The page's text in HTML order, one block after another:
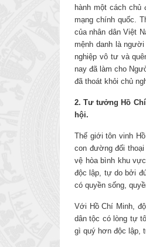
hành một cách
mạng chính quốc.
của nhân dân Việt
mệnh danh là
nghiệp vô tư và
nay đã làm cho
đã thoát khỏi chủ
2. Tư tưởng Hồ
hội.
Thế giới tôn vinh
con đường đối
vệ hòa bình khu
độc lập, tự do bởi
có quyền sống,
Với Hồ Chí Minh,
dân tộc có lòng tự
gì quý hơn độc lập,